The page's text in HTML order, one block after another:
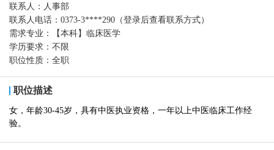
联系人： 人事部
联系人电话： 0373-3****290（登录后查看联系方式）
需求专业：
【本科】临床医学
学历要求： 不限
职位性质： 全职
职位描述
女，年龄30-45岁，具有中医执业资格，一年以上中医临床工作经
验。